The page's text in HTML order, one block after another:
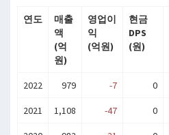
연도
매출
액
(억
원)
영업이
익
(억원)
현금
DPS
(원)
2022 979 -7 0
2021 1,108 -47 0